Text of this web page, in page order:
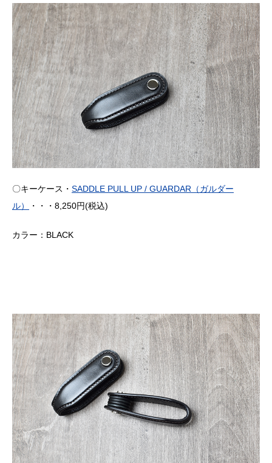
〇キーケース・ SADDLE PULL UP / GUARDAR（ガルダー
ル）
・・・8,250円(税込)
カラー：BLACK